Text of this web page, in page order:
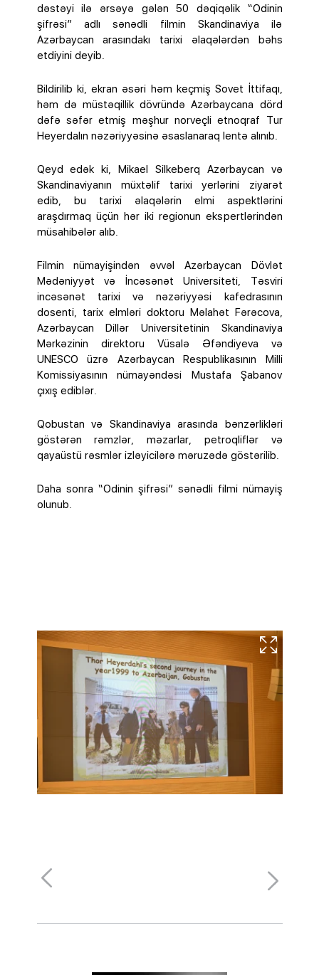
dəstəyi ilə ərsəyə gələn 50 dəqiqəlik “Odinin
şifrəsi” adlı sənədli filmin Skandinaviya ilə
Azərbaycan arasındakı tarixi əlaqələrdən bəhs
etdiyini deyib.
Bildirilib ki, ekran əsəri həm keçmiş Sovet İttifaqı,
həm də müstəqillik dövründə Azərbaycana dörd
dəfə səfər etmiş məşhur norveçli etnoqraf Tur
Heyerdalın nəzəriyyəsinə əsaslanaraq lentə alınıb.
Qeyd edək ki, Mikael Silkeberq Azərbaycan və
Skandinaviyanın müxtəlif tarixi yerlərini ziyarət
edib, bu tarixi əlaqələrin elmi aspektlərini
araşdırmaq üçün hər iki regionun ekspertlərindən
müsahibələr alıb.
Filmin nümayişindən əvvəl Azərbaycan Dövlət
Mədəniyyət və İncəsənət Universiteti, Təsviri
incəsənət tarixi və nəzəriyyəsi kafedrasının
dosenti, tarix elmləri doktoru Məlahət Fərəcova,
Azərbaycan Dillər Universitetinin Skandinaviya
Mərkəzinin direktoru Vüsalə Əfəndiyeva və
UNESCO üzrə Azərbaycan Respublikasının Milli
Komissiyasının nümayəndəsi Mustafa Şabanov
çıxış ediblər.
Qobustan və Skandinaviya arasında bənzərlikləri
göstərən rəmzlər, məzarlar, petroqliflər və
qayaüstü rəsmlər izləyicilərə məruzədə göstərilib.
Daha sonra “Odinin şifrəsi” sənədli filmi nümayiş
olunub.